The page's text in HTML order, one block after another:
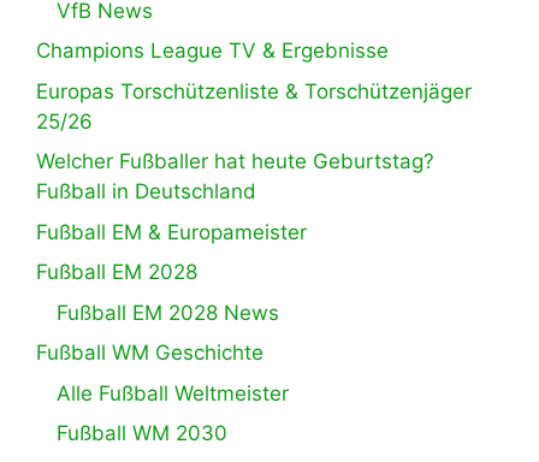
VfB News
Champions League TV & Ergebnisse
Europas Torschützenliste & Torschützenjäger
25/26
Welcher Fußballer hat heute Geburtstag?
Fußball in Deutschland
Fußball EM & Europameister
Fußball EM 2028
Fußball EM 2028 News
Fußball WM Geschichte
Alle Fußball Weltmeister
Fußball WM 2030